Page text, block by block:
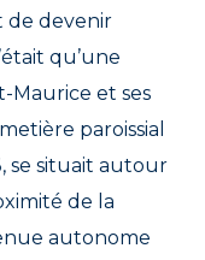
de devenir
qu’une
Maurice et ses
paroissial
se situait autour
de la
autonome